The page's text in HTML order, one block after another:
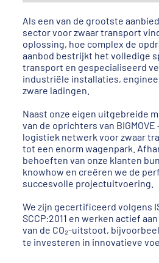
Als een van de grootste
sector voor zwaar transport
oplossing, hoe complex de
aanbod bestrijkt het volledige
transport en gespecialiseerd
industriële installaties,
zware ladingen.
Naast onze eigen uitgebreide
van de oprichters van
logistiek netwerk voor zwaar
tot een enorm wagenpark.
behoeften van onze klanten
knowhow en creëren we de
succesvolle projectuitvoering.
We zijn gecertificeerd volgens
SCCP:2011 en werken actief
van de CO₂-uitstoot,
te investeren in innovatieve